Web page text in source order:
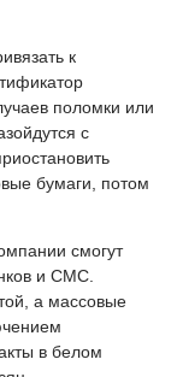
к
поломки или
с
бумаги, потом
смогут
и СМС.
а массовые
в белом